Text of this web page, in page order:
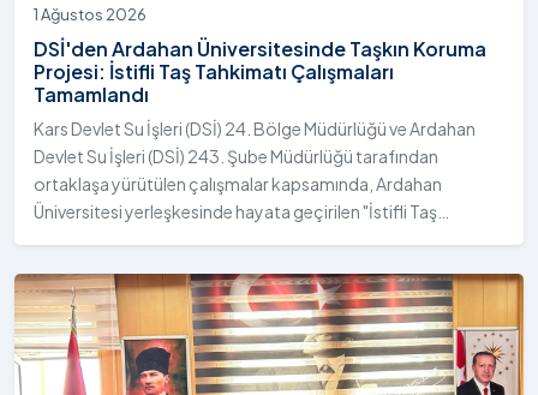
1 Ağustos 2026
DSİ'den Ardahan Üniversitesinde Taşkın Koruma
Projesi: İstifli Taş Tahkimatı Çalışmaları
Tamamlandı
Kars Devlet Su İşleri (DSİ) 24. Bölge Müdürlüğü ve Ardahan
Devlet Su İşleri (DSİ) 243. Şube Müdürlüğü tarafından
ortaklaşa yürütülen çalışmalar kapsamında, Ardahan
Üniversitesi yerleşkesinde hayata geçirilen "İstifli Taş